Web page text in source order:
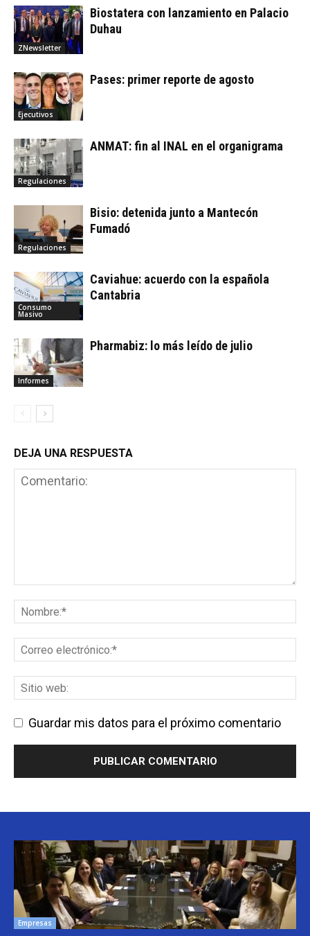
ZNewsletter
Biostatera con lanzamiento en Palacio
Duhau
Ejecutivos
Pases: primer reporte de agosto
Regulaciones
ANMAT: fin al INAL en el organigrama
Regulaciones
Bisio: detenida junto a Mantecón
Fumadó
Consumo
Masivo
Caviahue: acuerdo con la española
Cantabria
Informes
Pharmabiz: lo más leído de julio
DEJA UNA RESPUESTA
Guardar mis datos para el próximo comentario
Empresas